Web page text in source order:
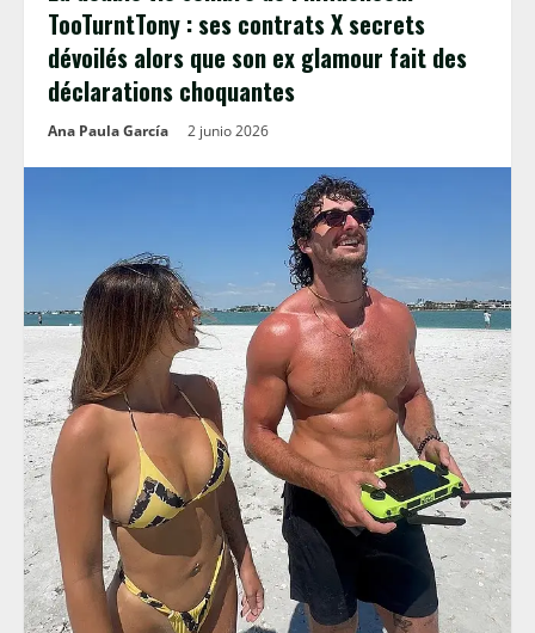
TooTurntTony : ses contrats X secrets
dévoilés alors que son ex glamour fait des
déclarations choquantes
Ana Paula García 2 junio 2026